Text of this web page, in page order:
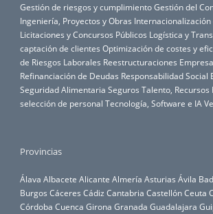
Gestión de riesgos y cumplimientoGestión del
Ingeniería, Proyectos y Obras
Licitaciones y Concursos Públicos Logística y
captación de clientes Optimización de costes y
de Riesgos Laborales Reestructuraciones
Refinanciación de Deudas Responsabilidad Social
Seguridad Alimentaria Seguros Talento, Recursos
selección de personal Tecnología, Software e IA
Provincias
Álava Albacete Alicante Almería Asturias Ávila
Burgos Cáceres Cádiz Cantabria CastellónCeuta
Córdoba Cuenca Girona Granada Guadalajara